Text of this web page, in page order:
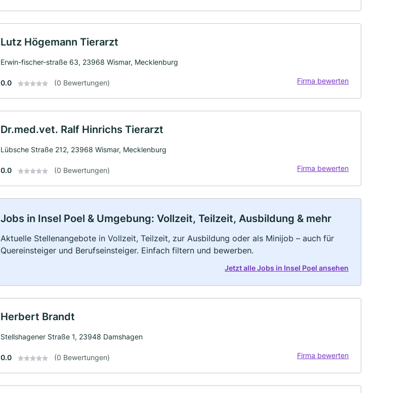
Lutz Högemann Tierarzt
Erwin-fischer-straße 63, 23968 Wismar, Mecklenburg
0.0 (0 Bewertungen) Firma bewerten
Dr.med.vet. Ralf Hinrichs Tierarzt
Lübsche Straße 212, 23968 Wismar, Mecklenburg
0.0 (0 Bewertungen) Firma bewerten
Jobs in Insel Poel & Umgebung: Vollzeit, Teilzeit, Ausbildung & mehr
Aktuelle Stellenangebote in Vollzeit, Teilzeit, zur Ausbildung oder als Minijob – auch für
Quereinsteiger und Berufseinsteiger. Einfach filtern und bewerben.
Jetzt alle Jobs in Insel Poel ansehen
Herbert Brandt
Stellshagener Straße 1, 23948 Damshagen
0.0 (0 Bewertungen) Firma bewerten